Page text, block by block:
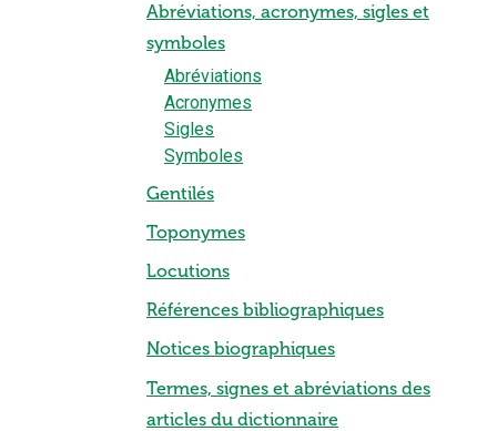
Abréviations, acronymes, sigles et
symboles
Abréviations
Acronymes
Sigles
Symboles
Gentilés
Toponymes
Locutions
Références bibliographiques
Notices biographiques
Termes, signes et abréviations des
articles du dictionnaire